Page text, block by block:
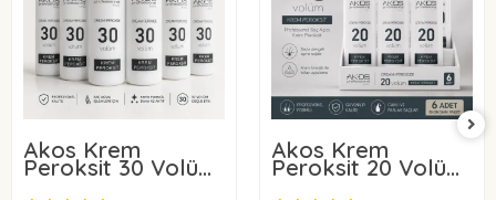
Akos Krem
Peroksit 30 Volüm
%9 60ML-10 Adet
Akos Krem
Peroksit 20 Volüm
%6 60ML-10 Adet